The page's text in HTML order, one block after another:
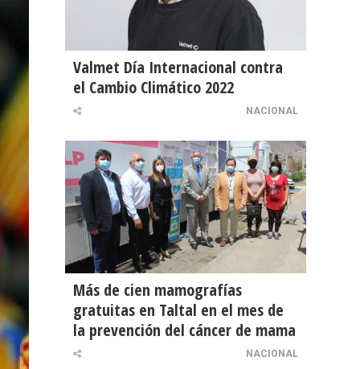
Valmet Día Internacional contra
el Cambio Climático 2022
NACIONAL
Más de cien mamografías
gratuitas en Taltal en el mes de
la prevención del cáncer de mama
NACIONAL